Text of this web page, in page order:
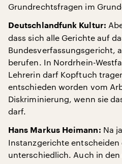
Grundrechtsfragen im
Deutschlandfunk Kultur:
dass sich alle Gerichte auf
Bundesverfassungsgericht,
berufen. In Nordrhein-
Lehrerin darf Kopftuch
entschieden worden vom
Diskriminierung, wenn sie
darf.
Hans Markus Heimann: Na
Instanzgerichte entscheiden
unterschiedlich. Auch in